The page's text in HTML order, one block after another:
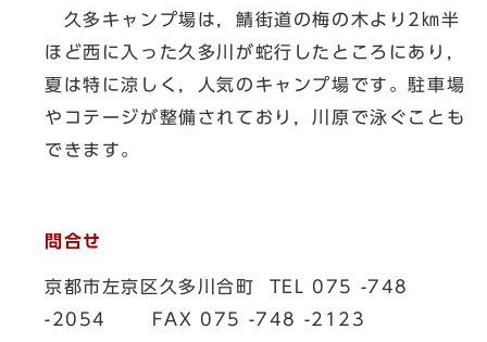
久多キャンプ場は，鯖街道の梅の木より2㎞半
ほど西に入った久多川が蛇行したところにあり，
夏は特に涼しく，人気のキャンプ場です。駐車場
やコテージが整備されており，川原で泳ぐことも
できます。
問合せ
京都市左京区久多川合町 TEL 075 -748
-2054 FAX 075 -748 -2123